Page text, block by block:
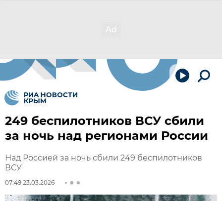
249 беспилотников ВСУ сбили
за ночь над регионами России
Над Россией за ночь сбили 249 беспилотников
ВСУ
07:49 23.03.2026